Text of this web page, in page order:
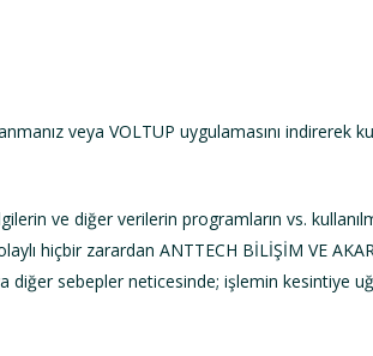
veya VOLTUP uygulamasını indirerek
ve diğer verilerin programların vs.
hiçbir zarardan ANTTECH BİLİŞİM VE
diğer sebepler neticesinde; işlemin kesintiye